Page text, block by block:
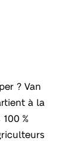
? Van
à la
%